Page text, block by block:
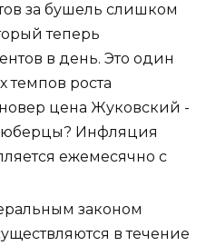
за бушель слишком
теперь
в день. Это один
темпов роста
цена Жуковский -
Инфляция
ежемесячно с
законом
в течение